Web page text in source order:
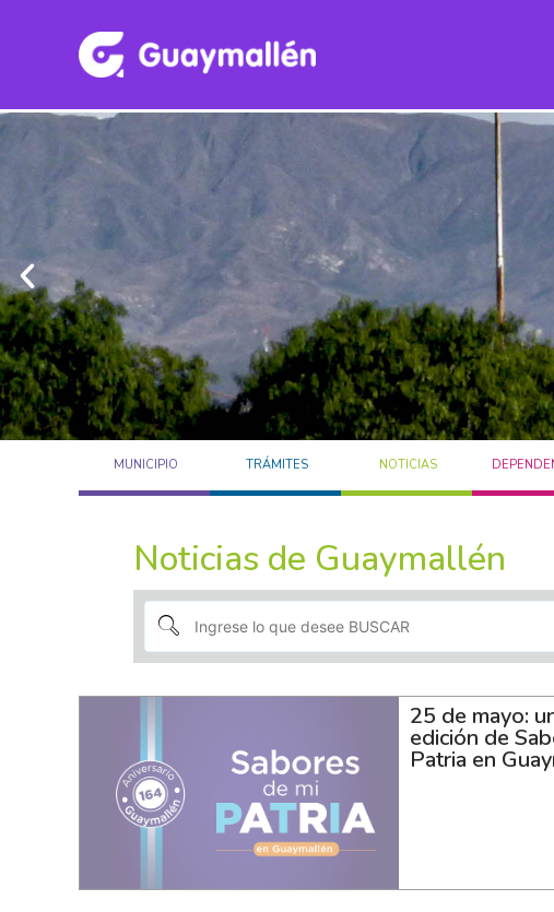
MUNICIPIO TRÁMITES NOTICIAS
Noticias de Guaymallén
25 de mayo:
edición de
Patria en